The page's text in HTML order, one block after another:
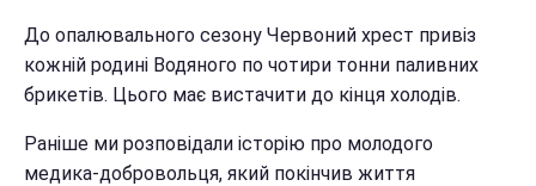
До опалювального сезону Червоний хрест привіз
кожній родині Водяного по чотири тонни паливних
брикетів. Цього має вистачити до кінця холодів.
Раніше ми розповідали історію про молодого
медика-добровольця, який покінчив життя